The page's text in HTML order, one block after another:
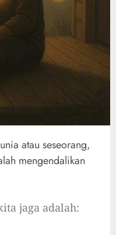
atau seseorang,
mengendalikan
jaga adalah: